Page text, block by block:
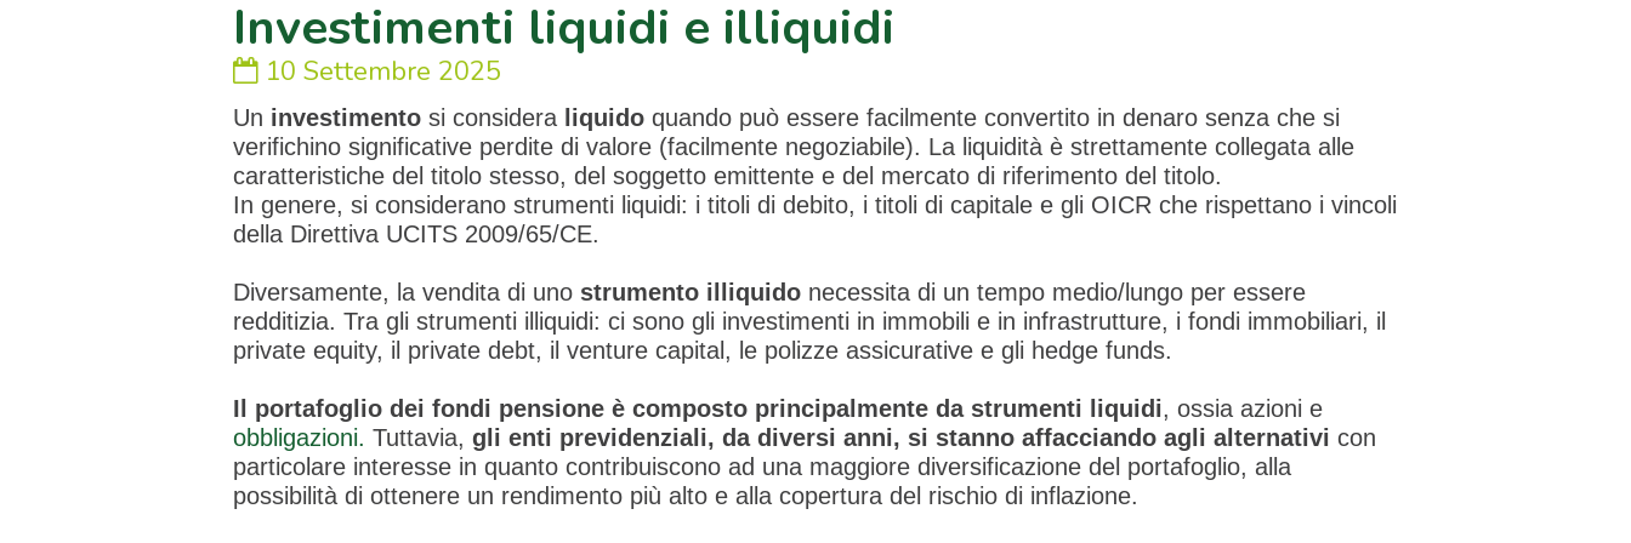
Investimenti liquidi e illiquidi
10 Settembre 2025
Un investimento si considera liquido quando può essere facilmente convertito in denaro senza che si
verifichino significative perdite di valore (facilmente negoziabile). La liquidità è strettamente collegata alle
caratteristiche del titolo stesso, del soggetto emittente e del mercato di riferimento del titolo.
In genere, si considerano strumenti liquidi: i titoli di debito, i titoli di capitale e gli OICR che rispettano i vincoli
della Direttiva UCITS 2009/65/CE.
Diversamente, la vendita di uno strumento illiquido necessita di un tempo medio/lungo per essere
redditizia. Tra gli strumenti illiquidi: ci sono gli investimenti in immobili e in infrastrutture, i fondi immobiliari, il
private equity, il private debt, il venture capital, le polizze assicurative e gli hedge funds.
Il portafoglio dei fondi pensione è composto principalmente da strumenti liquidi, ossia azioni e
obbligazioni. Tuttavia, gli enti previdenziali, da diversi anni, si stanno affacciando agli alternativi con
particolare interesse in quanto contribuiscono ad una maggiore diversificazione del portafoglio, alla
possibilità di ottenere un rendimento più alto e alla copertura del rischio di inflazione.